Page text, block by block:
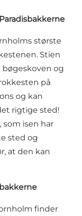
største
Stien
bøgeskoven og
på
og kan
rigtige sted!
som isen har
sted og
at den kan
finder